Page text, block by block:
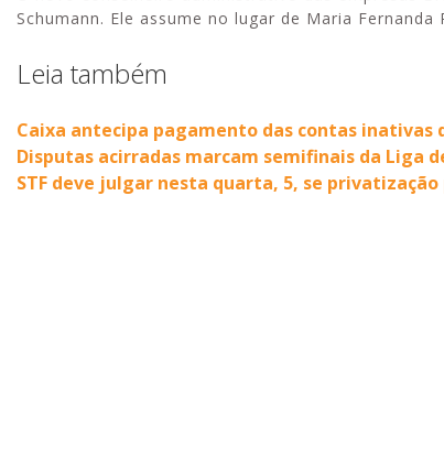
Schumann. Ele assume no lugar de Maria
Leia também
Caixa antecipa pagamento das contas inativas
Disputas acirradas marcam semifinais da Liga
STF deve julgar nesta quarta, 5, se